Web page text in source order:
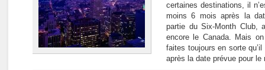
certaines destinations, il
moins 6 mois après la
partie du Six-Month Club,
encore le Canada. Mais
faites toujours en sorte
après la date prévue pour le